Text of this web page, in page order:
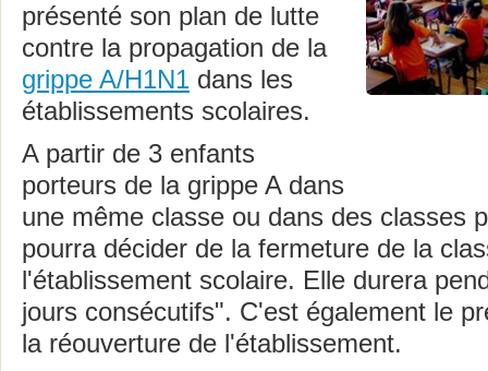
présenté son plan de lutte
contre la propagation de la
grippe A/H1N1 dans les
établissements scolaires.
A partir de 3 enfants
porteurs de la grippe A dans
une même classe ou dans des classes
pourra décider de la fermeture de la
l'établissement scolaire. Elle durera
jours consécutifs". C'est également le
la réouverture de l'établissement.